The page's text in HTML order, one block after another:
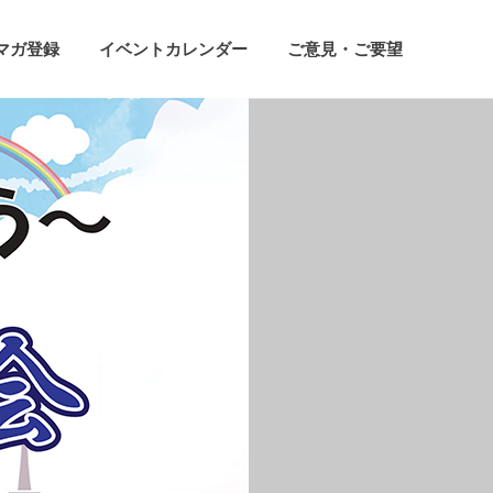
ガ登録 イベントカレンダー ご意見・ご要望